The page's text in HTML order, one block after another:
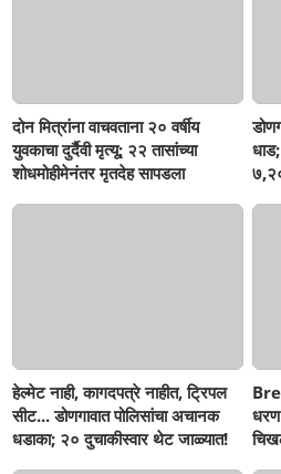
दोन मित्रांना वाचवताना २० वर्षीय
युवकाचा दुर्दैवी मृत्यू; २२ तासांच्या
शोधमोहीमेनंतर मृतदेह सापडला
हेल्मेट नाही, कागदपत्रे नाहीत, ट्रिपल
सीट... डोणगावात पोलिसांचा अचानक
धडाका; २० दुचाकीस्वार थेट जाळ्यात!